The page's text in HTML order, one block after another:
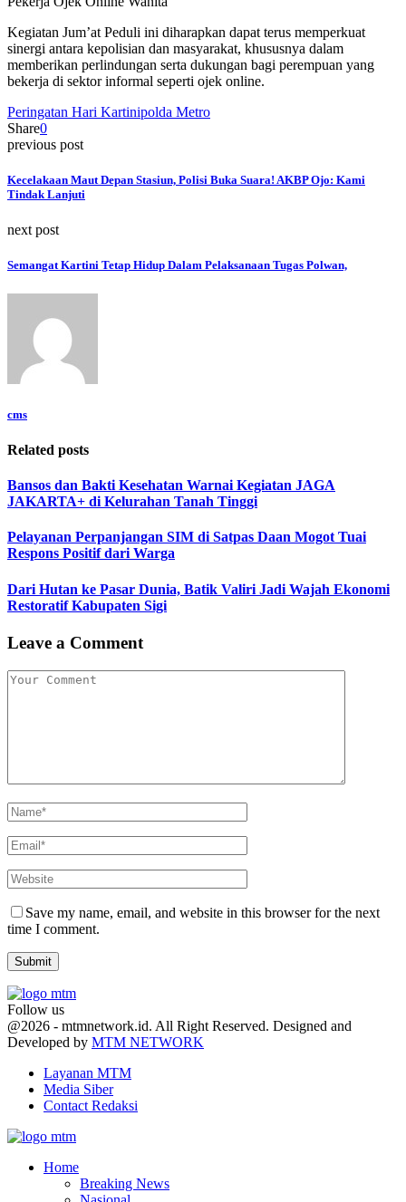
Kegiatan Jum’at Peduli ini diharapkan dapat terus memperkuat
sinergi antara kepolisian dan masyarakat, khususnya dalam
memberikan perlindungan serta dukungan bagi perempuan yang
bekerja di sektor informal seperti ojek online.
Peringatan Hari Kartinipolda Metro
Share0
previous post
Kecelakaan Maut Depan Stasiun, Polisi Buka Suara! AKBP Ojo: Kami
Tindak Lanjuti
next post
Semangat Kartini Tetap Hidup Dalam Pelaksanaan Tugas Polwan,
cms
Related posts
Bansos dan Bakti Kesehatan Warnai Kegiatan JAGA
JAKARTA+ di Kelurahan Tanah Tinggi
Pelayanan Perpanjangan SIM di Satpas Daan Mogot Tuai
Respons Positif dari Warga
Dari Hutan ke Pasar Dunia, Batik Valiri Jadi Wajah Ekonomi
Restoratif Kabupaten Sigi
Leave a Comment
Save my name, email, and website in this browser for the next
time I comment.
Follow us
Facebook
Twitter
Youtube
@2026 - mtmnetwork.id. All Right Reserved. Designed and
Developed by MTM NETWORK
Layanan MTM
Media Siber
Contact Redaksi
Home
Breaking News